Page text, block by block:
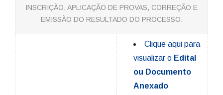
INSCRIÇÃO, APLICAÇÃO DE PROVAS, CORREÇÃO E
EMISSÃO DO RESULTADO DO PROCESSO.
Clique aqui para
visualizar o Edital
ou Documento
Anexado